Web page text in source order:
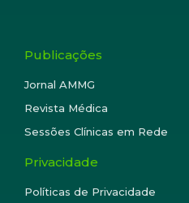
Publicações
Jornal AMMG
Revista Médica
Sessões Clínicas em Rede
Privacidade
Políticas de Privacidade